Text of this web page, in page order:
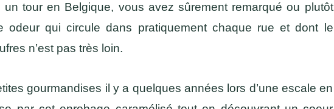
tour en Belgique, vous avez sûrement remarqué ou plutôt
odeur qui circule dans pratiquement chaque rue et dont le
n’est pas très loin.
gourmandises il y a quelques années lors d’une escale en